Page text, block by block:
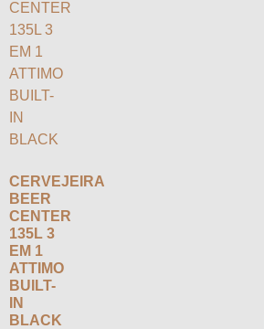
CERVEJEIRA
BEER
CENTER
135L 3
EM 1
ATTIMO
BUILT-
IN
BLACK